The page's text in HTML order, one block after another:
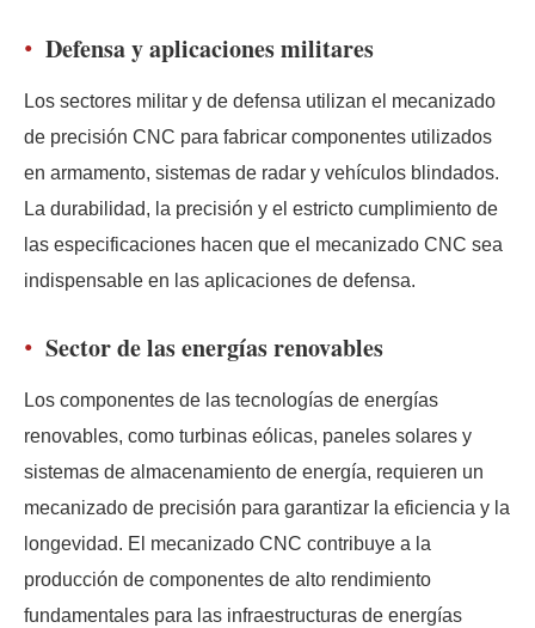
Defensa y aplicaciones militares
Los sectores militar y de defensa utilizan el mecanizado
de precisión CNC para fabricar componentes utilizados
en armamento, sistemas de radar y vehículos blindados.
La durabilidad, la precisión y el estricto cumplimiento de
las especificaciones hacen que el mecanizado CNC sea
indispensable en las aplicaciones de defensa.
Sector de las energías renovables
Los componentes de las tecnologías de energías
renovables, como turbinas eólicas, paneles solares y
sistemas de almacenamiento de energía, requieren un
mecanizado de precisión para garantizar la eficiencia y la
longevidad. El mecanizado CNC contribuye a la
producción de componentes de alto rendimiento
fundamentales para las infraestructuras de energías